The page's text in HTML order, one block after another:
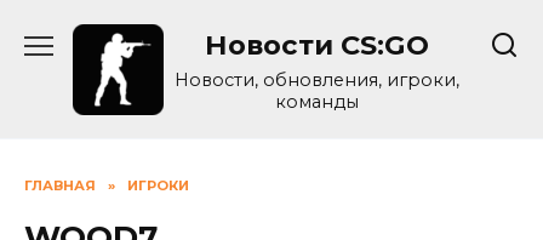
Новости CS:GO
Новости, обновления, игроки,
команды
ГЛАВНАЯ » ИГРОКИ